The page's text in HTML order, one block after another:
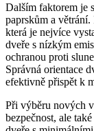
Dalším faktorem je
paprskům‌ a
která je nejvíce​
dveře s ⁤nízkým
ochranou proti
Správná orientace
efektivně přispět k
Při výběru nových
⁢bezpečnost, ale‌